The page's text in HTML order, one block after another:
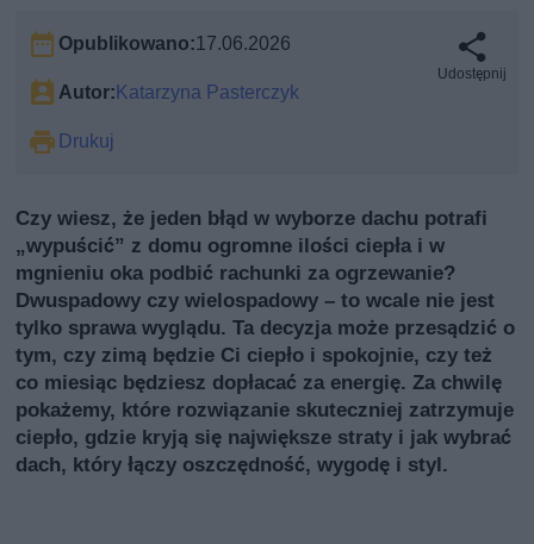
Opublikowano:17.06.2026
Autor:Katarzyna Pasterczyk
Drukuj
Udostępnij
Czy wiesz, że jeden błąd w wyborze dachu potrafi
„wypuścić” z domu ogromne ilości ciepła i w
mgnieniu oka podbić rachunki za ogrzewanie?
Dwuspadowy czy wielospadowy – to wcale nie jest
tylko sprawa wyglądu. Ta decyzja może przesądzić o
tym, czy zimą będzie Ci ciepło i spokojnie, czy też
co miesiąc będziesz dopłacać za energię. Za chwilę
pokażemy, które rozwiązanie skuteczniej zatrzymuje
ciepło, gdzie kryją się największe straty i jak wybrać
dach, który łączy oszczędność, wygodę i styl.